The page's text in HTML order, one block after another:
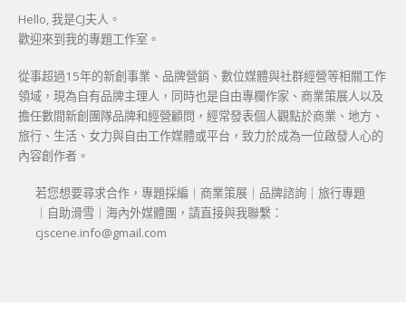
Hello, 我是CJ夫人。
歡迎來到我的專題工作室。
從事超過15年的新創事業、品牌營銷、數位媒體與社群經營等相關工作
領域，現為自有品牌主理人，同時也是自由專欄作家、商業策展人以及
擔任數間新創團隊品牌和經營顧問，經常發表個人觀點於商業、地方、
旅行、生活、女力與自由工作媒體或平台，致力於成為一位啟發人心的
內容創作者。
若您想要尋求合作，專題採編｜商業策展｜品牌諮詢｜旅行專題
｜自助滑雪｜海內外媒體團，請直接與我聯繫：
cjscene.info@gmail.com